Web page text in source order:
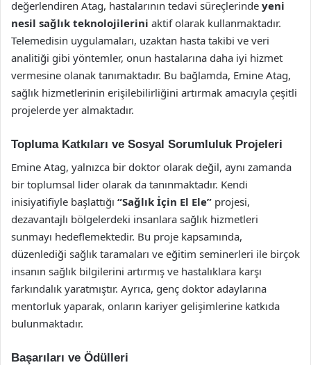
değerlendiren Atag, hastalarının tedavi süreçlerinde yeni
nesil sağlık teknolojilerini aktif olarak kullanmaktadır.
Telemedisin uygulamaları, uzaktan hasta takibi ve veri
analitiği gibi yöntemler, onun hastalarına daha iyi hizmet
vermesine olanak tanımaktadır. Bu bağlamda, Emine Atag,
sağlık hizmetlerinin erişilebilirliğini artırmak amacıyla çeşitli
projelerde yer almaktadır.
Topluma Katkıları ve Sosyal Sorumluluk Projeleri
Emine Atag, yalnızca bir doktor olarak değil, aynı zamanda
bir toplumsal lider olarak da tanınmaktadır. Kendi
inisiyatifiyle başlattığı “Sağlık İçin El Ele” projesi,
dezavantajlı bölgelerdeki insanlara sağlık hizmetleri
sunmayı hedeflemektedir. Bu proje kapsamında,
düzenlediği sağlık taramaları ve eğitim seminerleri ile birçok
insanın sağlık bilgilerini artırmış ve hastalıklara karşı
farkındalık yaratmıştır. Ayrıca, genç doktor adaylarına
mentorluk yaparak, onların kariyer gelişimlerine katkıda
bulunmaktadır.
Başarıları ve Ödülleri